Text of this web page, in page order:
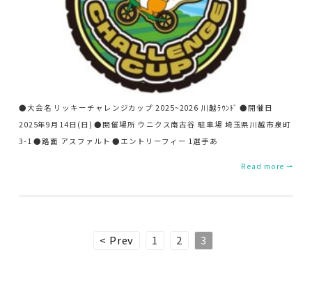
●大会名 リッキーチャレンジカップ 2025~2026 川越ﾗｳﾝﾄﾞ ●開催日
2025年9月14日(日) ●開催場所 ウニクス南古谷 駐車場 埼玉県川越市泉町
3-1 ●路面 アスファルト ●エントリーフィー 1選手あ
Read more ⇀
< Prev 1 2 3